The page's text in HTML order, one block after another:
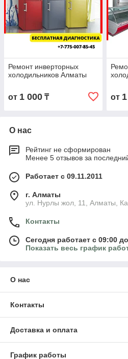
Ремонт инверторных
холодильников Алматы
от 1 000 ₸ от
О нас
Рейтинг не сформирован
Менее 5 отзывов за
Работает с 09.11.2011
г. Алматы
ул. Нурлы жол, 11, Алматы,
Контакты
Сегодня работает с 09:00
Показать весь график
О нас
Контакты
Доставка и оплата
График работы